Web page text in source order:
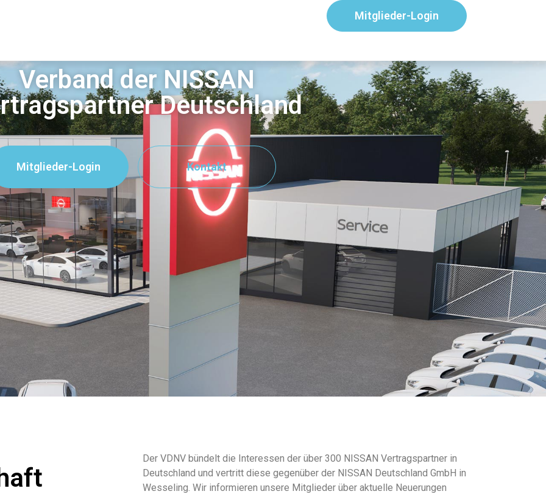
Mitglieder-Login
Verband der NISSAN
Deutschland
Mitglieder-Login Kontakt
Der VDNV bündelt die Interessen der über 300 NISSAN Vertragspartner in
Deutschland und vertritt diese gegenüber der NISSAN Deutschland GmbH in
Wesseling. Wir informieren unsere Mitglieder über aktuelle Neuerungen